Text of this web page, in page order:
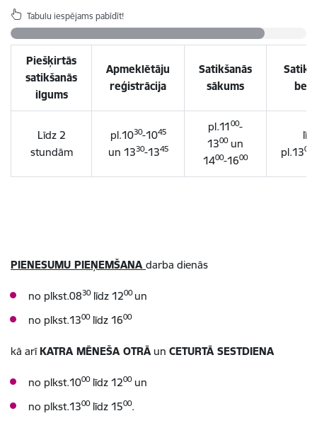
Tabulu iespējams pabīdīt!
Piešķirtās
satikšanās
ilgums
Apmeklētāju
reģistrācija
Satikšanās
sākums
Līdz 2
stundām
pl.1030-1045
un 1330-1345
pl.1100-
1300un
1400-1600
pl.1300
PIENESUMU PIEŅEMŠANA darba dienās
no plkst.0830līdz 1200 un
no plkst.1300līdz 1600
kā arīKATRA MĒNEŠA OTRĀun CETURTĀ SESTDIENA
no plkst.1000līdz 1200un
no plkst.1300līdz 1500.